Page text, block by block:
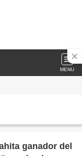
MENU
ganador del